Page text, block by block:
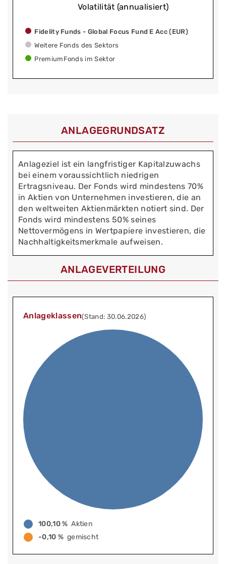
Volatilität (annualisiert)
Fidelity Funds - Global Focus Fund E Acc (EUR)
Weitere Fonds des Sektors
PremiumFonds im Sektor
ANLAGEGRUNDSATZ
Anlageziel ist ein langfristiger Kapitalzuwachs
bei einem voraussichtlich niedrigen
Ertragsniveau. Der Fonds wird mindestens 70%
in Aktien von Unternehmen investieren, die an
den weltweiten Aktienmärkten notiert sind. Der
Fonds wird mindestens 50% seines
Nettovermögens in Wertpapiere investieren, die
Nachhaltigkeitsmerkmale aufweisen.
ANLAGEVERTEILUNG
Anlageklassen(Stand: 30.06.2026)
100,10 % Aktien
-0,10 % gemischt